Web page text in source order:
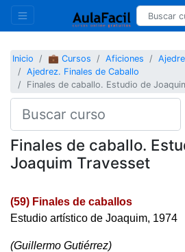
Inicio 💼 Cursos Aficiones
Ajedrez. Finales de Caballo
Finales de caballo. Estudio de
Finales de caballo.
Joaquim Travesset
(59) Finales de caballos
Estudio artístico de Joaquim, 1974
(Guillermo Gutiérrez)